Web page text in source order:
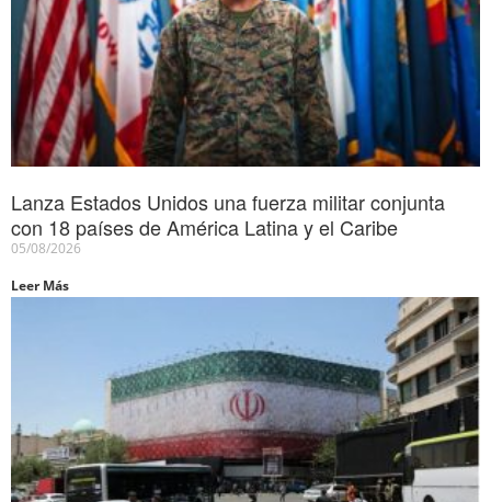
Lanza Estados Unidos una fuerza militar conjunta
con 18 países de América Latina y el Caribe
05/08/2026
Leer Más